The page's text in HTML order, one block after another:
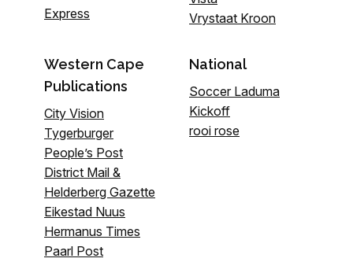
Express
Vrystaat Kroon
Western Cape
Publications
City Vision
Tygerburger
People’s Post
District Mail &
Helderberg Gazette
Eikestad Nuus
Hermanus Times
Paarl Post
National
Soccer Laduma
Kickoff
rooi rose